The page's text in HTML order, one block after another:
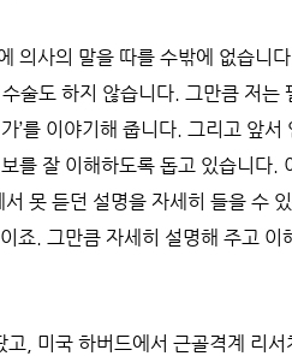
의사의 말을 따를 수밖에 없습니
술도 하지 않습니다. 그만큼 저는
’를 이야기해 줍니다. 그리고 앞
를 잘 이해하도록 돕고 있습니다.
못 듣던 설명을 자세히 들을 수
죠. 그만큼 자세히 설명해 주고
, 미국 하버드에서 근골격계 리서